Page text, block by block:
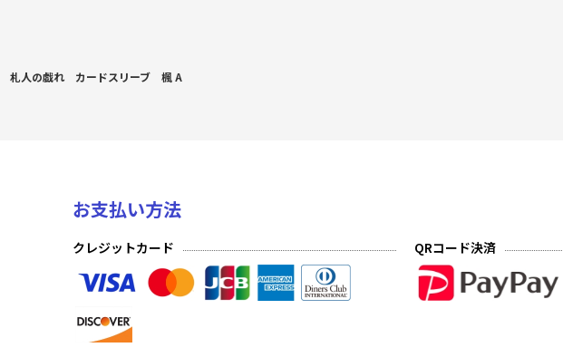
札人の戯れ カードスリーブ 楓 A
お支払い方法
クレジットカード QRコード決済